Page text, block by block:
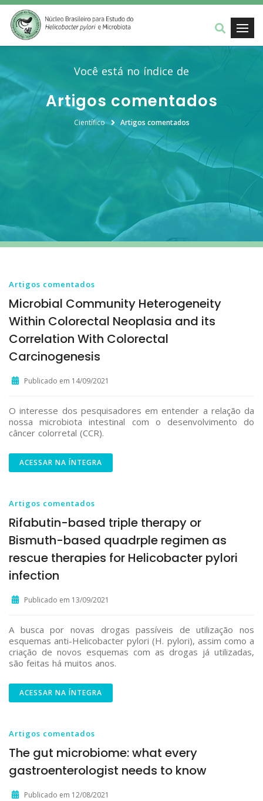
Você está no índice de
Artigos comentados
Científico Artigos comentados
Artigos comentados
Microbial Community Heterogeneity
Within Colorectal Neoplasia and its
Correlation With Colorectal
Carcinogenesis
Publicado em 14/09/2021
O interesse dos pesquisadores em entender a relação da
nossa microbiota intestinal com o desenvolvimento do
câncer colorretal (CCR).
ACESSAR NA ÍNTEGRA
Artigos comentados
Rifabutin-based triple therapy or
Bismuth-based quadrple regimen as
rescue therapies for Helicobacter pylori
infection
Publicado em 13/09/2021
A busca por novas drogas passíveis de utilização nos
esquemas anti-Helicobacter pylori (H. pylori), assim como a
criação de novos esquemas com as drogas já utilizadas,
são feitas há muitos anos.
ACESSAR NA ÍNTEGRA
Artigos comentados
The gut microbiome: what every
gastroenterologist needs to know
Publicado em 12/08/2021